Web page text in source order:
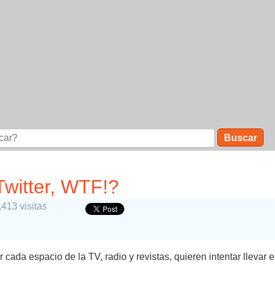
Buscar
WTF!?
visitas
espacio de la TV, radio y revistas, quieren intentar llevar